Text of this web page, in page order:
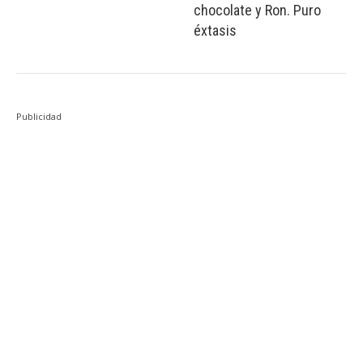
chocolate y Ron. Puro
éxtasis
Publicidad